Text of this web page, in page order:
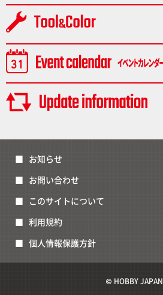
お知らせ
お問い合わせ
このサイトについて
利用規約
個人情報保護方針
© HOBBY JAPAN